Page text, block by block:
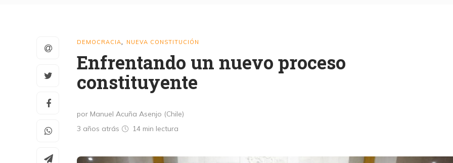
DEMOCRACIA NUEVA CONSTITUCIÓN
Enfrentando un nuevo proceso
constituyente
por Manuel Acuña Asenjo (Chile)
3 años atrás
14 min lectura